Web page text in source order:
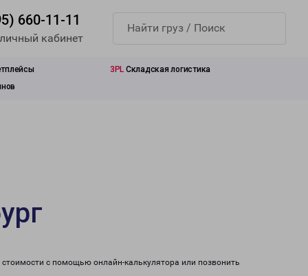
660-11-11
кабинет
3PL Складская логистика
с помощью онлайн-калькулятора или позвонить